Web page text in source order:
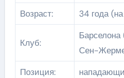
Возраст: 34 года
Клуб:
Сен-
Позиция: